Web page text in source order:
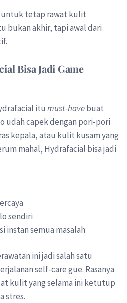
untuk tetap rawat kulit
bukan akhir, tapi awal dari
Bisa Jadi Game
itu must-havebuat
udah capek dengan pori-pori
kepala, atau kulit kusam yang
mahal, Hydrafacial bisa jadi
sendiri
instan semua masalah
ini jadi salah satu
self-care gue. Rasanya
kulit yang selama ini ketutup
stres.